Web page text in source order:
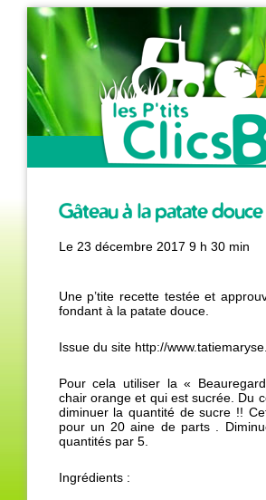
Producteur de
Gâteau à la patate douce
Le 23 décembre 2017 9 h 30 min
Une p’tite recette testée et
fondant à la patate douce.
Issue du site http://
Pour cela utiliser la «
chair orange et qui est sucrée. Du
diminuer la quantité de sucre !!
pour un 20 aine de parts .
quantités par 5.
Ingrédients :